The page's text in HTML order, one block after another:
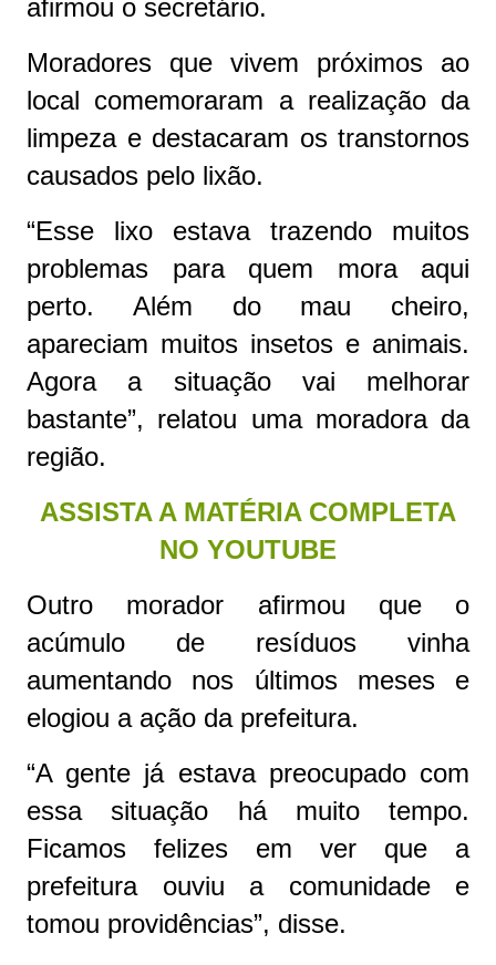
afirmou o secretário.
Moradores que vivem próximos ao
local comemoraram a realização da
limpeza e destacaram os transtornos
causados pelo lixão.
“Esse lixo estava trazendo muitos
problemas para quem mora aqui
perto. Além do mau cheiro,
apareciam muitos insetos e animais.
Agora a situação vai melhorar
bastante”, relatou uma moradora da
região.
ASSISTA A MATÉRIA COMPLETA
NO YOUTUBE
Outro morador afirmou que o
acúmulo de resíduos vinha
aumentando nos últimos meses e
elogiou a ação da prefeitura.
“A gente já estava preocupado com
essa situação há muito tempo.
Ficamos felizes em ver que a
prefeitura ouviu a comunidade e
tomou providências”, disse.